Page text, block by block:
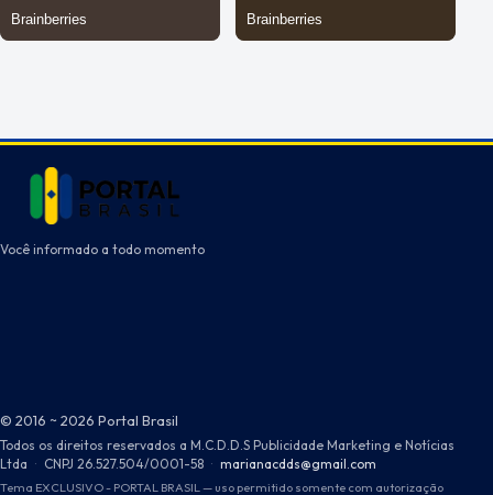
Você informado a todo momento
© 2016 ~ 2026 Portal Brasil
Todos os direitos reservados a M.C.D.D.S Publicidade Marketing e Notícias
Ltda · CNPJ 26.527.504/0001-58 · marianacdds@gmail.com
Tema EXCLUSIVO - PORTAL BRASIL — uso permitido somente com autorização